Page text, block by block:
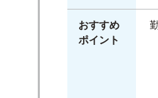
おすすめ
ポイント